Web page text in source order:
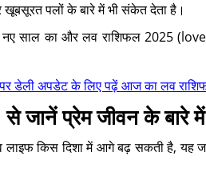
पलों के बारे में भी संकेत देता है।
नए साल का और लव राशिफल 2025
डेली अपडेट के लिए पढ़ें आज का लव
जानें प्रेम जीवन के बारे में
किस दिशा में आगे बढ़ सकती है, यह